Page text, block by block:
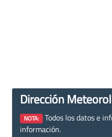
Dirección
NOTA: Todos los datos e
información.